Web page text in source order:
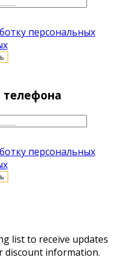
персональных
персональных
list to receive updates
discount information.